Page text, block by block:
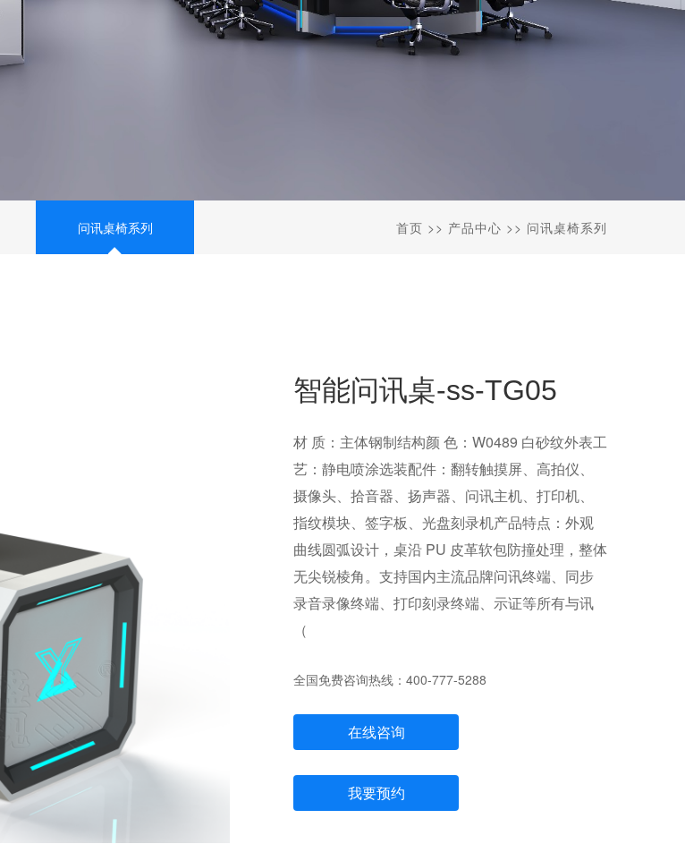
问讯桌椅系列 首页 >> 产品中心 >> 问讯桌椅系列
智能问讯桌-ss-TG05
材 质：主体钢制结构颜 色：W0489 白砂纹外表工
艺：静电喷涂选装配件：翻转触摸屏、高拍仪、
摄像头、拾音器、扬声器、问讯主机、打印机、
指纹模块、签字板、光盘刻录机产品特点：外观
曲线圆弧设计，桌沿 PU 皮革软包防撞处理，整体
无尖锐棱角。支持国内主流品牌问讯终端、同步
录音录像终端、打印刻录终端、示证等所有与讯
（
全国免费咨询热线：400-777-5288
在线咨询
我要预约